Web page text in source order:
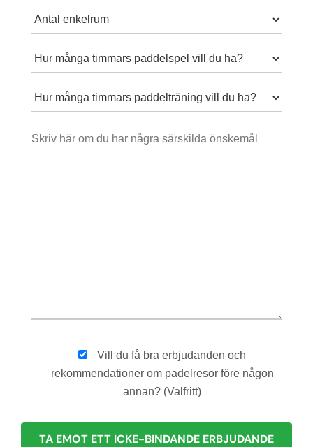
Vill du få bra erbjudanden och
rekommendationer om padelresor före någon
annan? (Valfritt)